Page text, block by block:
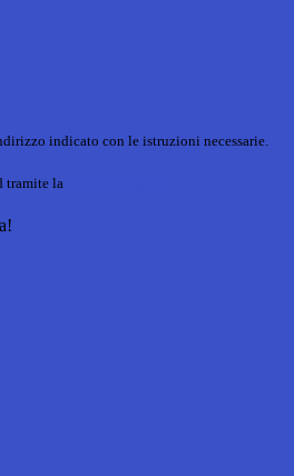
indicato con le istruzioni necessarie.
tramite la